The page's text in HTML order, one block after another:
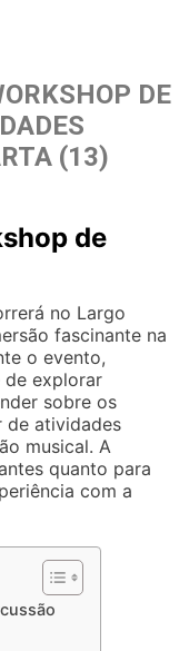
DE
(13)
de
no Largo
fascinante na
o evento,
explorar
sobre os
de atividades
musical. A
quanto para
com a